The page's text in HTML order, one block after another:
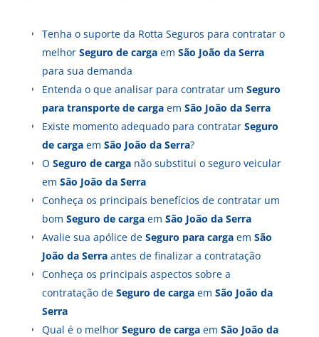
Tenha o suporte da Rotta Seguros para contratar o
melhor Seguro de cargaem São João da Serra
para sua demanda
Entenda o que analisar para contratar um Seguro
para transporte de cargaem São João da Serra
Existe momento adequado para contratar Seguro
de cargaem São João da Serra?
O Seguro de carganão substitui o seguro veicular
em São João da Serra
Conheça os principais benefícios de contratar um
bom Seguro de cargaem São João da Serra
Avalie sua apólice de Seguro para cargaem São
João da Serraantes de finalizar a contratação
Conheça os principais aspectos sobre a
contratação de Seguro de cargaem São João da
Serra
Qual é o melhor Seguro de cargaem São João da